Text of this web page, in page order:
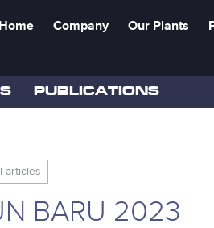
Home Company Our Plants
PUBLICATIONS
articles
BARU 2023